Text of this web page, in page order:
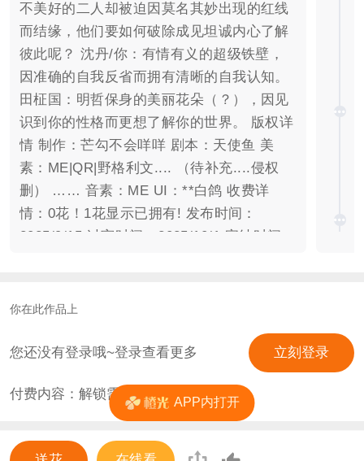
不美好的二人却被迫因莫名其妙出现的红线
而结缘，他们要如何破除成见坦诚内心了解
彼此呢？ 沈丹/你：有情有义的超级铁壁，
因准确的自我反省而拥有清晰的自我认知。
田柾国：明哲保身的美丽花朵（？），因见
识到你的性格而更想了解你的世界。 版权详
情 制作：芒勾不会咩咩 剧本：天使鱼 美
素：ME|QR|野格利文.... （待补充....侵权
删） …… 音素：ME UI：**白鸽 收费详
情：0花！1花显示已拥有! 发布时间：
2025/9/15 过审时间：2025/10/1 完结时间：
你在此作品上
您还没有登录哦~登录查看更多 立刻登录
付费内容：解锁需 1花
APP内打开